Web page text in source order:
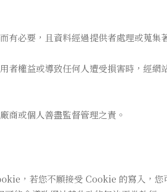
有必要，且資料經過提供者處理或蒐集
者權益或導致任何人遭受損害時，經網
商或個人善盡監督管理之責。
，若您不願接受 Cookie 的寫入，您